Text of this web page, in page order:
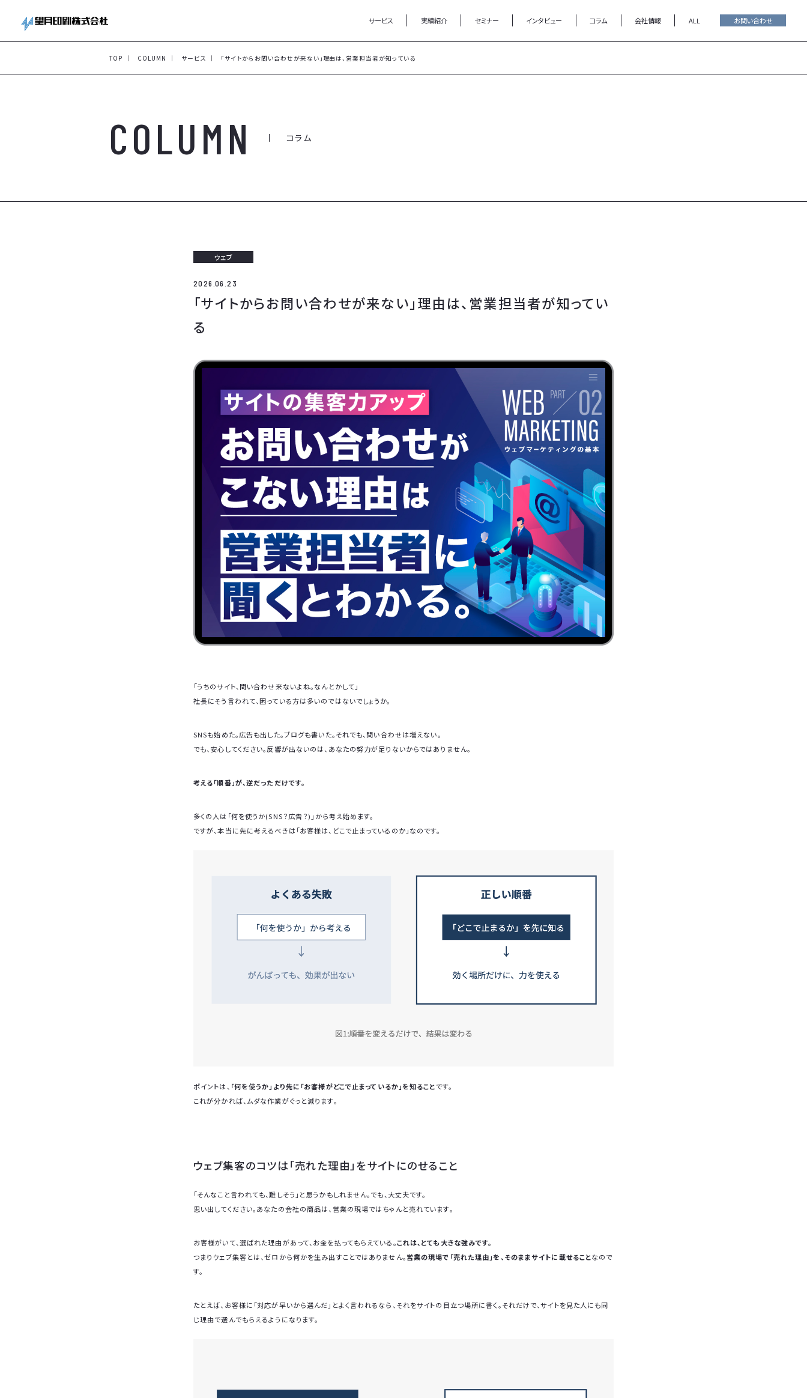
サービス 実績紹介 セミナー インタビュー コラム 会社情報 ALL お問い合わせ
TOP COLUMN サービス 「サイトからお問い合わせが来ない」理由は、営業担当者が知っている
COLUMN コラム
ウェブ
2026.06.23
「サイトからお問い合わせが来ない」理由は、営業担当者が知ってい
る
「うちのサイト、問い合わせ来ないよね。なんとかして」
社長にそう言われて、困っている方は多いのではないでしょうか。
SNSも始めた。広告も出した。ブログも書いた。それでも、問い合わせは増えない。
でも、安心してください。反響が出ないのは、あなたの努力が足りないからではありません。
考える「順番」が、逆だっただけです。
多くの人は「何を使うか(SNS？広告？)」から考え始めます。
ですが、本当に先に考えるべきは「お客様は、どこで止まっているのか」なのです。
ポイントは、 「何を使うか」より先に「お客様がどこで止まっているか」を知ることです。
これが分かれば、ムダな作業がぐっと減ります。
ウェブ集客のコツは「売れた理由」をサイトにのせること
「そんなこと言われても、難しそう」と思うかもしれません。でも、大丈夫です。
思い出してください。あなたの会社の商品は、営業の現場ではちゃんと売れています。
お客様がいて、選ばれた理由があって、お金を払ってもらえている。これは、とても大きな強みです。
つまりウェブ集客とは、ゼロから何かを生み出すことではありません。営業の現場で「売れた理由」を、そのままサイトに載せることなので
す。
たとえば、お客様に「対応が早いから選んだ」とよく言われるなら、それをサイトの目立つ場所に書く。それだけで、サイトを見た人にも同
じ理由で選んでもらえるようになります。